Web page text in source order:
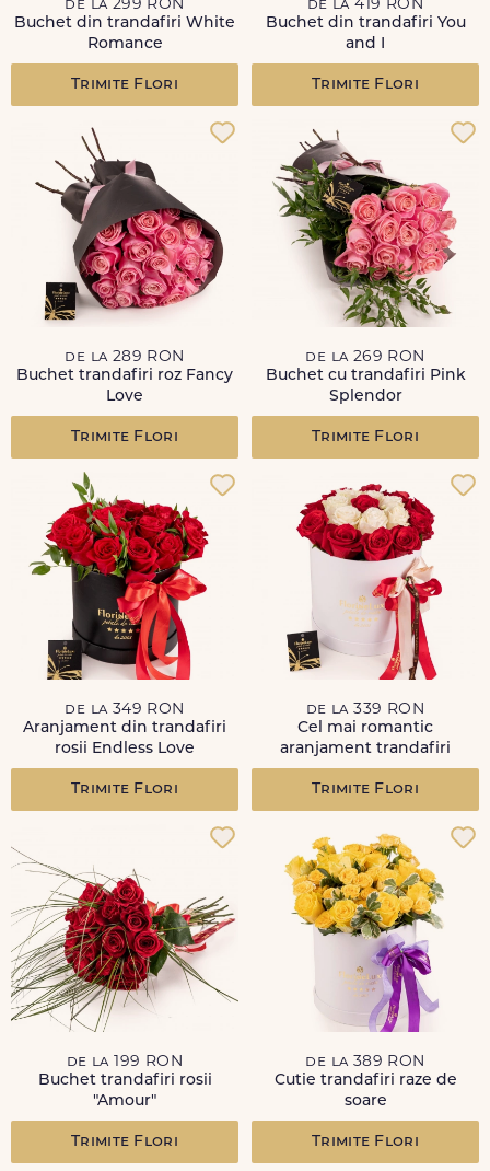
de la 299 RON
Buchet din trandafiri White
Romance
Trimite Flori
de la 419 RON
Buchet din trandafiri You
and I
Trimite Flori
de la 289 RON
Buchet trandafiri roz Fancy
Love
Trimite Flori
de la 269 RON
Buchet cu trandafiri Pink
Splendor
Trimite Flori
de la 349 RON
Aranjament din trandafiri
rosii Endless Love
Trimite Flori
de la 339 RON
Cel mai romantic
aranjament trandafiri
Trimite Flori
de la 199 RON
Buchet trandafiri rosii
"Amour"
Trimite Flori
de la 389 RON
Cutie trandafiri raze de
soare
Trimite Flori